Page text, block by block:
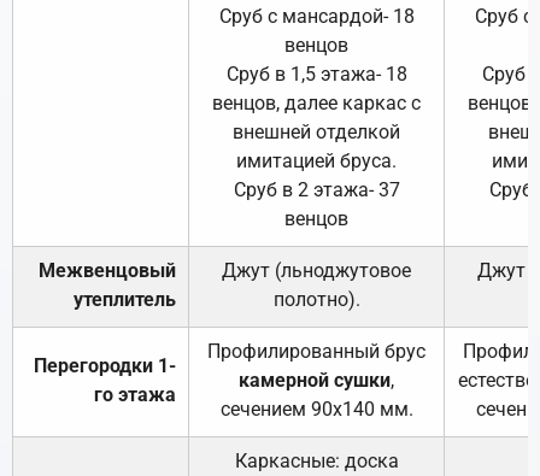
Сруб с мансардой- 18
венцов
Сруб в 1,5 этажа- 18
венцов, далее каркас с
внешней отделкой
имитацией бруса.
Сруб в 2 этажа- 37
венцов
Сруб с
Сруб
Сруб
Межвенцовый
утеплитель
Джут (льноджутовое
полотно).
Джут
Перегородки 1-
го этажа
Профилированный брус
камерной сушки,
сечением 90х140 мм.
Каркасные: доска